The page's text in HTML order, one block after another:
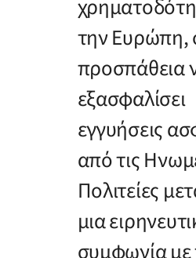
την Ευρώπη,
προσπάθεια
εξασφαλίσει
εγγυήσεις
από τις
Πολιτείες
μια